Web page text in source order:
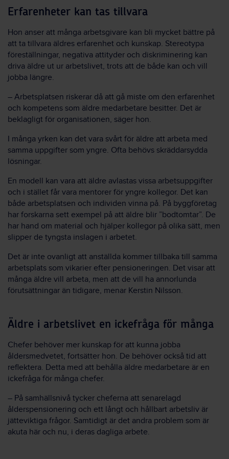
Erfarenheter kan tas tillvara
Hon anser att många arbetsgivare kan bli mycket bättre på
att ta tillvara äldres erfarenhet och kunskap. Stereotypa
föreställningar, negativa attityder och diskriminering kan
driva äldre ut ur arbetslivet, trots att de både kan och vill
jobba längre.
– Arbetsplatsen riskerar då att gå miste om den erfarenhet
och kompetens som äldre medarbetare besitter. Det är
beklagligt för organisationen, säger hon.
I många yrken kan det vara svårt för äldre att arbeta med
samma uppgifter som yngre. Ofta behövs skräddarsydda
lösningar.
En modell kan vara att äldre avlastas vissa arbetsuppgifter
och i stället får vara mentorer för yngre kollegor. Det kan
både arbetsplatsen och individen vinna på. På byggföretag
har forskarna sett exempel på att äldre blir ”bodtomtar”. De
har hand om material och hjälper kollegor på olika sätt, men
slipper de tyngsta inslagen i arbetet.
Det är inte ovanligt att anställda kommer tillbaka till samma
arbetsplats som vikarier efter pensioneringen. Det visar att
många äldre vill arbeta, men att de vill ha annorlunda
förutsättningar än tidigare, menar Kerstin Nilsson.
Äldre i arbetslivet en ickefråga för många
Chefer behöver mer kunskap för att kunna jobba
åldersmedvetet, fortsätter hon. De behöver också tid att
reflektera. Detta med att behålla äldre medarbetare är en
ickefråga för många chefer.
– På samhällsnivå tycker cheferna att senarelagd
ålderspensionering och ett långt och hållbart arbetsliv är
jätteviktiga frågor. Samtidigt är det andra problem som är
akuta här och nu, i deras dagliga arbete.